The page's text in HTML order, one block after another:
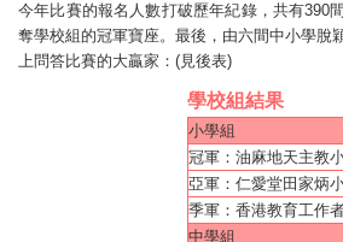
今年比賽的報名人數打破歷年紀錄，共有390
奪學校組的冠軍寶座。最後，由六間中小學脫
上問答比賽的大贏家：(見後表)
學校組結果
小學組
冠軍：油麻地天主教
亞軍：仁愛堂田家炳
季軍：香港教育工作
中學組